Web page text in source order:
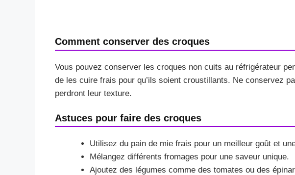
Comment conserver des croques
Vous pouvez conserver les croques non cuits au réfrigérateur
de les cuire frais pour qu’ils soient croustillants. Ne conservez
perdront leur texture.
Astuces pour faire des croques
Utilisez du pain de mie frais pour un meilleur goût et
Mélangez différents fromages pour une saveur unique.
Ajoutez des légumes comme des tomates ou des